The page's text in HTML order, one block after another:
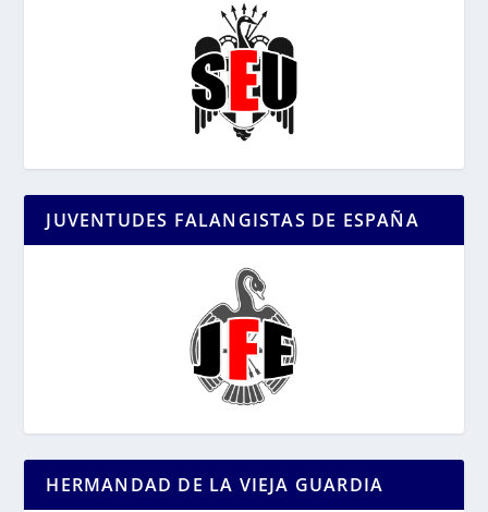
JUVENTUDES FALANGISTAS DE ESPAÑA
HERMANDAD DE LA VIEJA GUARDIA